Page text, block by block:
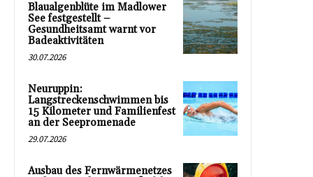
Blaualgenblüte im Madlower
See festgestellt –
Gesundheitsamt warnt vor
Badeaktivitäten
30.07.2026
Neuruppin:
Langstreckenschwimmen bis
15 Kilometer und Familienfest
an der Seepromenade
29.07.2026
Ausbau des Fernwärmenetzes